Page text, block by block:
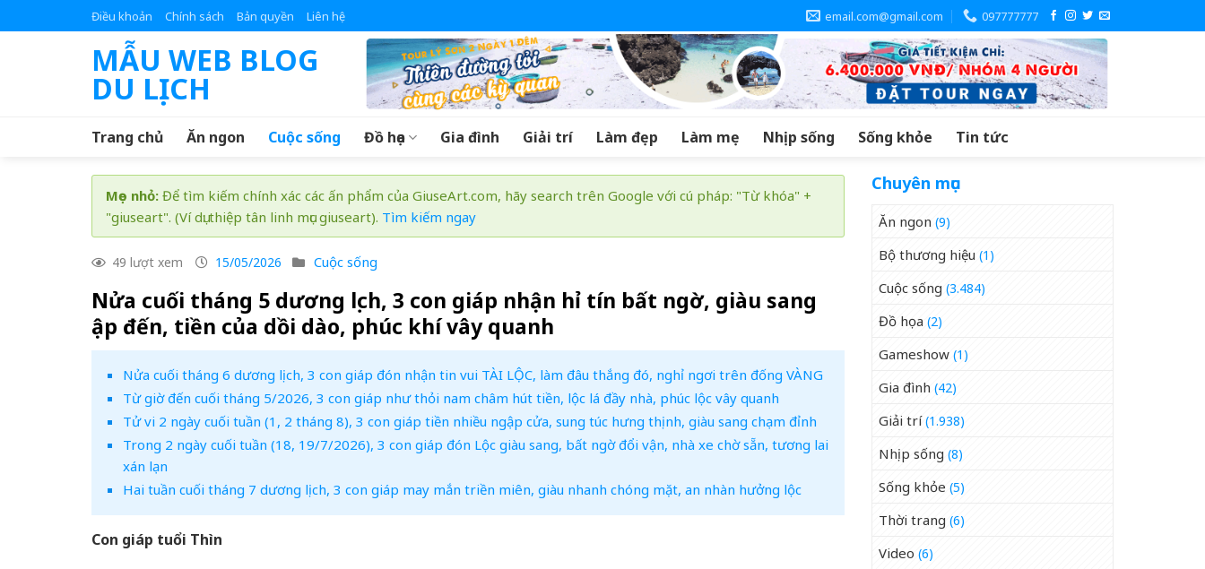
to
Điều khoản Chính sách Bản quyền Liên hệ email.com@gmail.com 097777777
MẪU WEB BLOG
DU LỊCH
Trang chủ Ăn ngon Cuộc sống Đồ họa Gia đình Giải trí Làm đẹp Làm mẹ Nhịp sống Sống khỏe Tin tức
Mẹo nhỏ: Để tìm kiếm chính xác các ấn phẩm của GiuseArt.com, hãy search trên Google với cú pháp: "Từ khóa" +
"giuseart". (Ví dụ: thiệp tân linh mục giuseart). Tìm kiếm ngay
49 lượt xem 15/05/2026 Cuộc sống
Nửa cuối tháng 5 dương lịch, 3 con giáp nhận hỉ tín bất ngờ, giàu sang
ập đến, tiền của dồi dào, phúc khí vây quanh
Nửa cuối tháng 6 dương lịch, 3 con giáp đón nhận tin vui TÀI LỘC, làm đâu thắng đó, nghỉ ngơi trên đống VÀNG
Từ giờ đến cuối tháng 5/2026, 3 con giáp như thỏi nam châm hút tiền, lộc lá đầy nhà, phúc lộc vây quanh
Tử vi 2 ngày cuối tuần (1, 2 tháng 8), 3 con giáp tiền nhiều ngập cửa, sung túc hưng thịnh, giàu sang chạm đỉnh
Trong 2 ngày cuối tuần (18, 19/7/2026), 3 con giáp đón Lộc giàu sang, bất ngờ đổi vận, nhà xe chờ sẵn, tương lai
xán lạn
Hai tuần cuối tháng 7 dương lịch, 3 con giáp may mắn triền miên, giàu nhanh chóng mặt, an nhàn hưởng lộc
Con giáp tuổi Thìn
Chuyên mục
Ăn ngon (9)
Bộ thương hiệu (1)
Cuộc sống (3.484)
Đồ họa (2)
Gameshow (1)
Gia đình (42)
Giải trí(1.938)
Nhịp sống (8)
Sống khỏe (5)
Thời trang (6)
Video (6)